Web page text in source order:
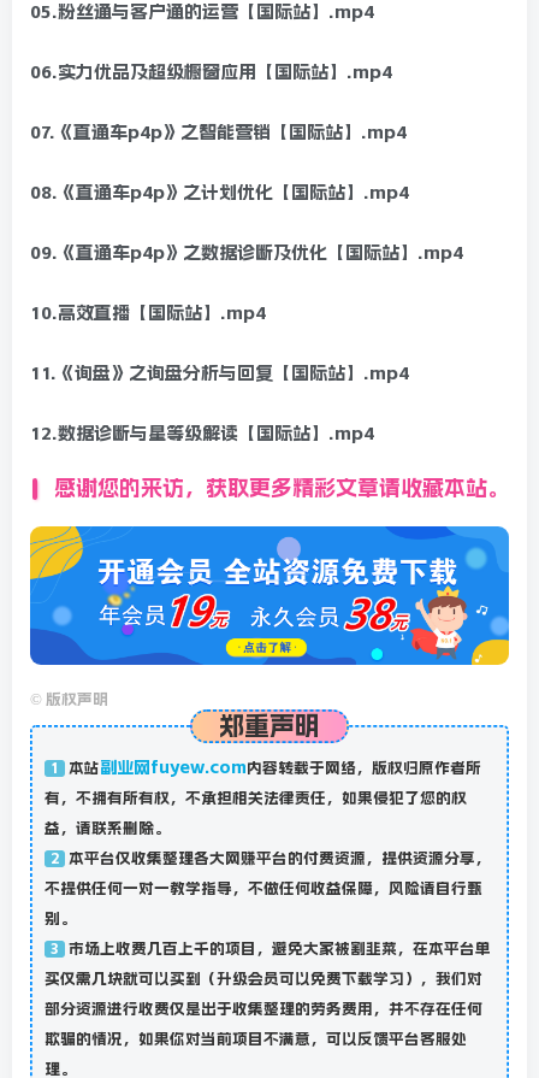
05.粉丝通与客户通的运营【国际站】.mp4
06.实力优品及超级橱窗应用【国际站】.mp4
07.《直通车p4p》之智能营销【国际站】.mp4
08.《直通车p4p》之计划优化【国际站】.mp4
09.《直通车p4p》之数据诊断及优化【国际站】.mp4
10.高效直播【国际站】.mp4
11.《询盘》之询盘分析与回复【国际站】.mp4
12.数据诊断与星等级解读【国际站】.mp4
感谢您的来访，获取更多精彩文章请收藏本站。
© 版权声明
郑重声明
1 本站副业网fuyew.com内容转载于网络，版权归原作者所
有，不拥有所有权，不承担相关法律责任，如果侵犯了您的权
益，请联系删除。
2 本平台仅收集整理各大网赚平台的付费资源，提供资源分享，
不提供任何一对一教学指导，不做任何收益保障，风险请自行甄
别。
3 市场上收费几百上千的项目，避免大家被割韭菜，在本平台单
买仅需几块就可以买到（升级会员可以免费下载学习），我们对
部分资源进行收费仅是出于收集整理的劳务费用，并不存在任何
欺骗的情况，如果你对当前项目不满意，可以反馈平台客服处
理。